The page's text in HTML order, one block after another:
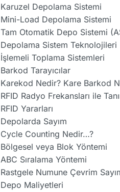
Karuzel Depolama Sistemi
Mini-Load Depolama Sistemi
Tam Otomatik Depo Sistemi
Depolama Sistem Teknolojileri
İşlemeli Toplama Sistemleri
Barkod Tarayıcılar
Karekod Nedir? Kare Barkod
RFID Radyo Frekansları ile
RFID Yararları
Depolarda Sayım
Cycle Counting Nedir…?
Bölgesel veya Blok Yöntemi
ABC Sıralama Yöntemi
Rastgele Numune Çevrim
Depo Maliyetleri